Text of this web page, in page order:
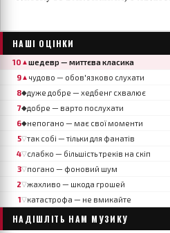
НАШІ ОЦІНКИ
10 ▲шедевр — миттєва класика
9▲ чудово — обов'язково слухати
8◆дуже добре — хедбенг схвалює
7◆добре — варто послухати
6◆непогано — має свої моменти
5▽так собі — тільки для фанатів
4▽слабко — більшість треків на скіп
3▽погано — фоновий шум
2▽жахливо — шкода грошей
1▽катастрофа — не вмикайте
НАДІШЛІТЬ НАМ МУЗИКУ